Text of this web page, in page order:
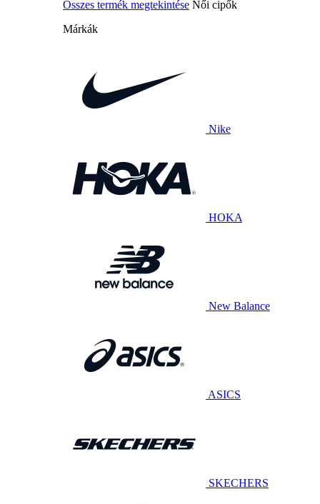
Összes termék megtekintése Női cipők
Márkák
Nike
HOKA
New Balance
ASICS
SKECHERS